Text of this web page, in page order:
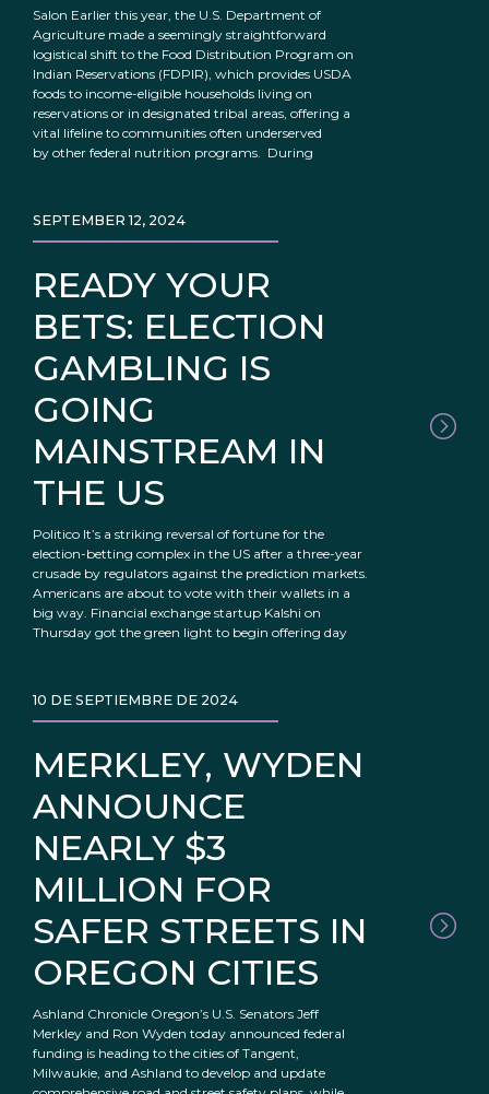
Salon Earlier this year, the U.S. Department of
Agriculture made a seemingly straightforward
logistical shift to the Food Distribution Program on
Indian Reservations (FDPIR), which provides USDA
foods to income-eligible households living on
reservations or in designated tribal areas, offering a
vital lifeline to communities often underserved
by other federal nutrition programs. During
READY YOUR
BETS: ELECTION
GAMBLING IS
GOING
MAINSTREAM IN
THE US
SEPTEMBER 12, 2024
Politico It’s a striking reversal of fortune for the
election-betting complex in the US after a three-year
crusade by regulators against the prediction markets.
Americans are about to vote with their wallets in a
big way. Financial exchange startup Kalshi on
Thursday got the green light to begin offering day
MERKLEY, WYDEN
ANNOUNCE
NEARLY $3
MILLION FOR
SAFER STREETS IN
OREGON CITIES
10 DE SEPTIEMBRE DE 2024
Ashland Chronicle Oregon’s U.S. Senators Jeff
Merkley and Ron Wyden today announced federal
funding is heading to the cities of Tangent,
Milwaukie, and Ashland to develop and update